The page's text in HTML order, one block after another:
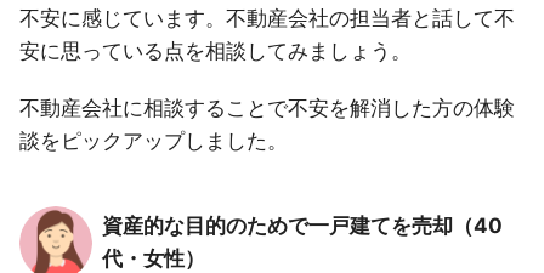
不安に感じています。不動産会社の担当者と話して不
安に思っている点を相談してみましょう。
不動産会社に相談することで不安を解消した方の体験
談をピックアップしました。
資産的な目的のためで一戸建てを売却（40
代・女性）